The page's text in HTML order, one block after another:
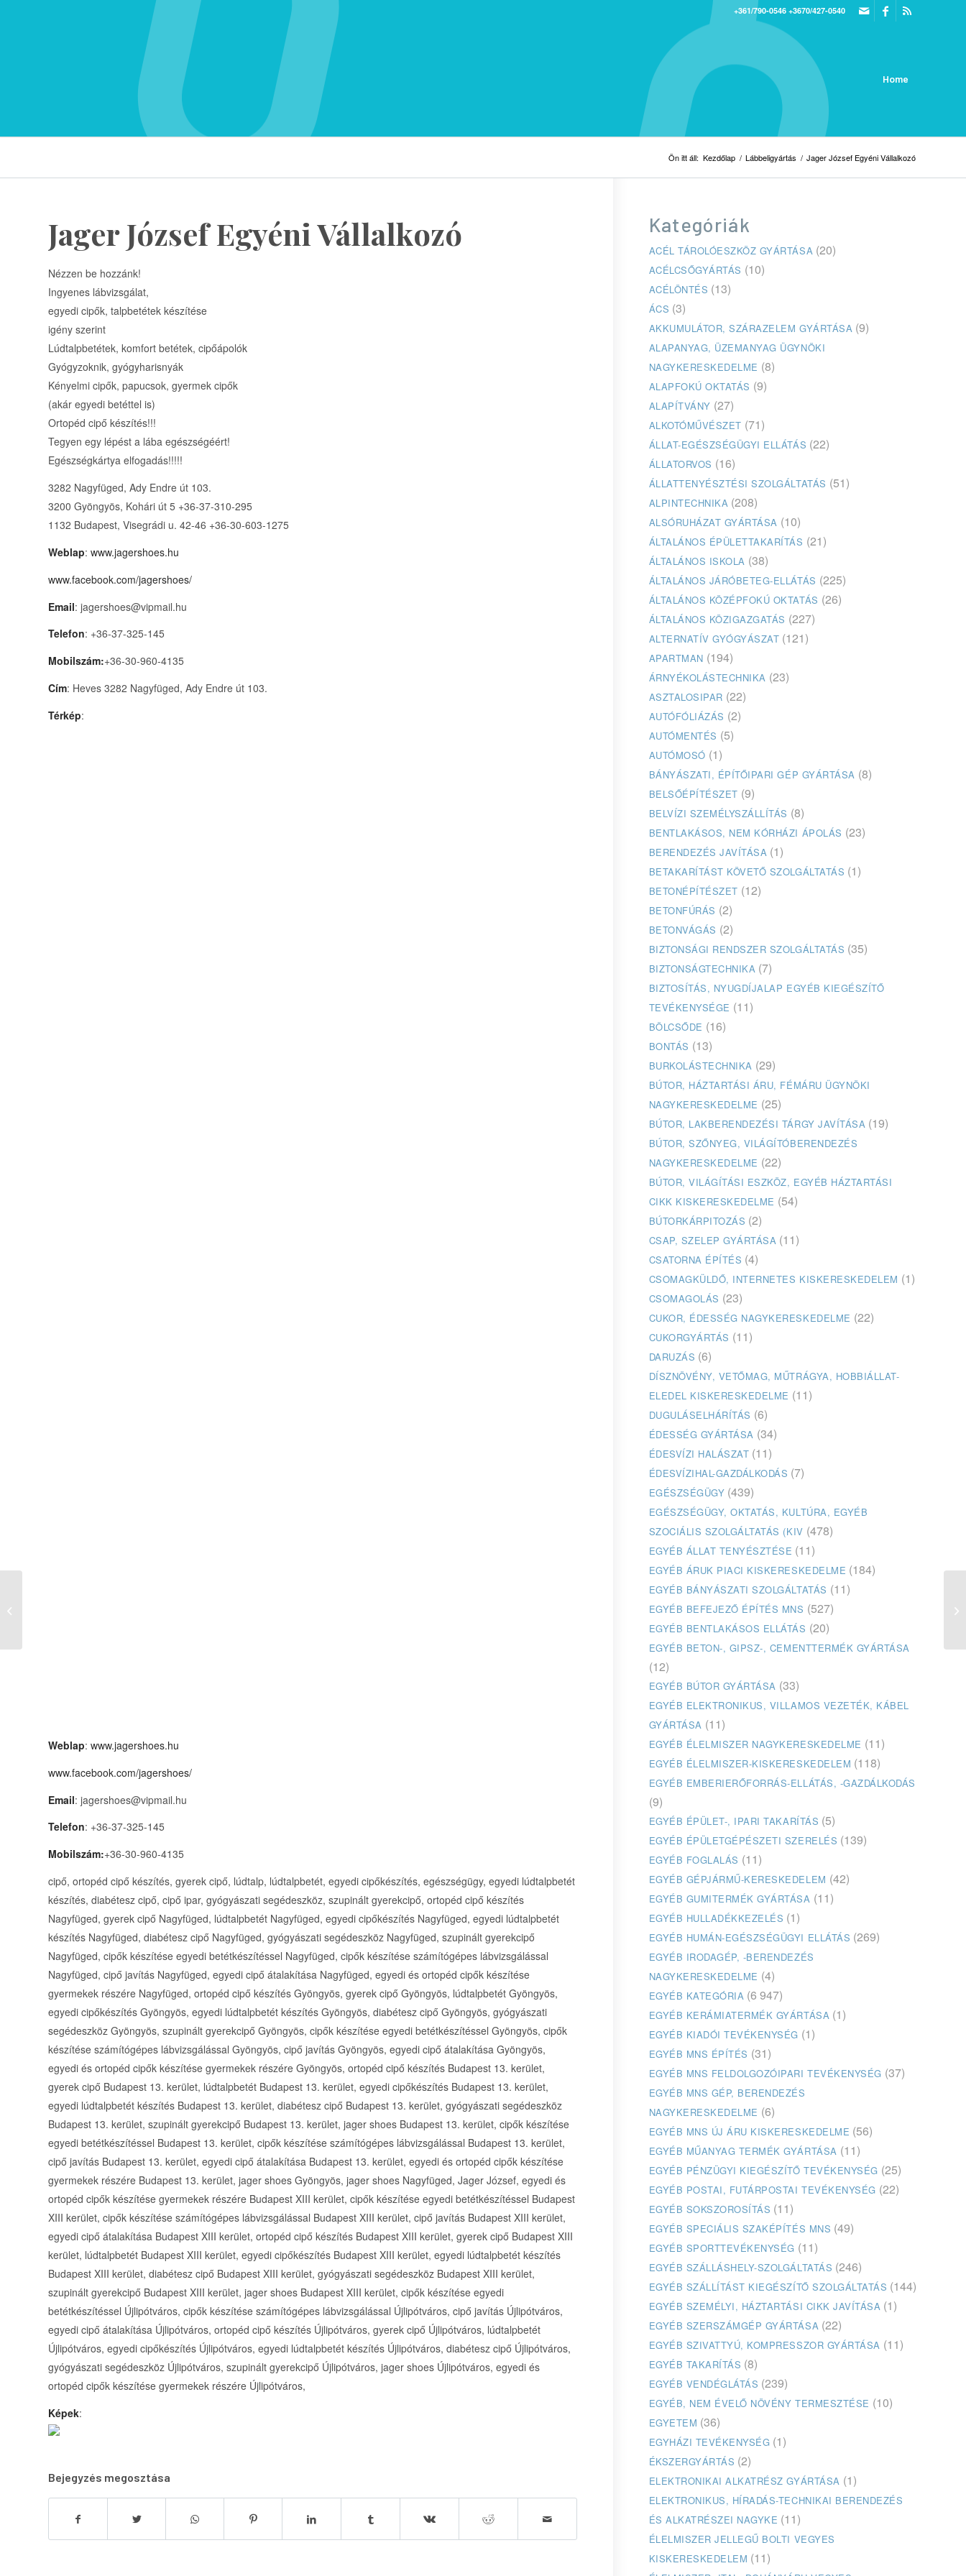
+361/790-0546 +3670/427-0540
Home
Ön itt áll: Kezdőlap / Lábbeligyártás / Jager József Egyéni Vállalkozó
Jager József Egyéni Vállalkozó
Nézzen be hozzánk!
Ingyenes lábvizsgálat,
egyedi cipők, talpbetétek készítése
igény szerint
Lúdtalpbetétek, komfort betétek, cipőápolók
Gyógyzoknik, gyógyharisnyák
Kényelmi cipők, papucsok, gyermek cipők
(akár egyedi betéttel is)
Ortopéd cipő készítés!!!
Tegyen egy lépést a lába egészségéért!
Egészségkártya elfogadás!!!!!
3282 Nagyfüged, Ady Endre út 103.
3200 Gyöngyös, Kohári út 5 +36-37-310-295
1132 Budapest, Visegrádi u. 42-46 +36-30-603-1275
Weblap: www.jagershoes.hu
www.facebook.com/jagershoes/
Email: jagershoes@vipmail.hu
Telefon: +36-37-325-145
Mobilszám:+36-30-960-4135
Cím: Heves 3282 Nagyfüged, Ady Endre út 103.
Térkép:
Weblap: www.jagershoes.hu
www.facebook.com/jagershoes/
Email: jagershoes@vipmail.hu
Telefon: +36-37-325-145
Mobilszám:+36-30-960-4135
cipő, ortopéd cipő készítés, gyerek cipő, lúdtalp, lúdtalpbetét, egyedi cipőkészítés, egészségügy, egyedi lúdtalpbetét
készítés, diabétesz cipő, cipő ipar, gyógyászati segédeszköz, szupinált gyerekcipő, ortopéd cipő készítés
Nagyfüged, gyerek cipő Nagyfüged, lúdtalpbetét Nagyfüged, egyedi cipőkészítés Nagyfüged, egyedi lúdtalpbetét
készítés Nagyfüged, diabétesz cipő Nagyfüged, gyógyászati segédeszköz Nagyfüged, szupinált gyerekcipő
Nagyfüged, cipők készítése egyedi betétkészítéssel Nagyfüged, cipők készítése számítógépes lábvizsgálással
Nagyfüged, cipő javítás Nagyfüged, egyedi cipő átalakítása Nagyfüged, egyedi és ortopéd cipők készítése
gyermekek részére Nagyfüged, ortopéd cipő készítés Gyöngyös, gyerek cipő Gyöngyös, lúdtalpbetét Gyöngyös,
egyedi cipőkészítés Gyöngyös, egyedi lúdtalpbetét készítés Gyöngyös, diabétesz cipő Gyöngyös, gyógyászati
segédeszköz Gyöngyös, szupinált gyerekcipő Gyöngyös, cipők készítése egyedi betétkészítéssel Gyöngyös, cipők
készítése számítógépes lábvizsgálással Gyöngyös, cipő javítás Gyöngyös, egyedi cipő átalakítása Gyöngyös,
egyedi és ortopéd cipők készítése gyermekek részére Gyöngyös, ortopéd cipő készítés Budapest 13. kerület,
gyerek cipő Budapest 13. kerület, lúdtalpbetét Budapest 13. kerület, egyedi cipőkészítés Budapest 13. kerület,
egyedi lúdtalpbetét készítés Budapest 13. kerület, diabétesz cipő Budapest 13. kerület, gyógyászati segédeszköz
Budapest 13. kerület, szupinált gyerekcipő Budapest 13. kerület, jager shoes Budapest 13. kerület, cipők készítése
egyedi betétkészítéssel Budapest 13. kerület, cipők készítése számítógépes lábvizsgálással Budapest 13. kerület,
cipő javítás Budapest 13. kerület, egyedi cipő átalakítása Budapest 13. kerület, egyedi és ortopéd cipők készítése
gyermekek részére Budapest 13. kerület, jager shoes Gyöngyös, jager shoes Nagyfüged, Jager József, egyedi és
ortopéd cipők készítése gyermekek részére Budapest XIII kerület, cipők készítése egyedi betétkészítéssel Budapest
XIII kerület, cipők készítése számítógépes lábvizsgálással Budapest XIII kerület, cipő javítás Budapest XIII kerület,
egyedi cipő átalakítása Budapest XIII kerület, ortopéd cipő készítés Budapest XIII kerület, gyerek cipő Budapest XIII
kerület, lúdtalpbetét Budapest XIII kerület, egyedi cipőkészítés Budapest XIII kerület, egyedi lúdtalpbetét készítés
Budapest XIII kerület, diabétesz cipő Budapest XIII kerület, gyógyászati segédeszköz Budapest XIII kerület,
szupinált gyerekcipő Budapest XIII kerület, jager shoes Budapest XIII kerület, cipők készítése egyedi
betétkészítéssel Újlipótváros, cipők készítése számítógépes lábvizsgálással Újlipótváros, cipő javítás Újlipótváros,
egyedi cipő átalakítása Újlipótváros, ortopéd cipő készítés Újlipótváros, gyerek cipő Újlipótváros, lúdtalpbetét
Újlipótváros, egyedi cipőkészítés Újlipótváros, egyedi lúdtalpbetét készítés Újlipótváros, diabétesz cipő Újlipótváros,
gyógyászati segédeszköz Újlipótváros, szupinált gyerekcipő Újlipótváros, jager shoes Újlipótváros, egyedi és
ortopéd cipők készítése gyermekek részére Újlipótváros,
Képek:
Bejegyzés megosztása
Kategóriák
ACÉL TÁROLÓESZKÖZ GYÁRTÁSA (20)
ACÉLCSŐGYÁRTÁS (10)
ACÉLÖNTÉS (13)
ÁCS (3)
AKKUMULÁTOR, SZÁRAZELEM GYÁRTÁSA (9)
ALAPANYAG, ÜZEMANYAG ÜGYNÖKI
NAGYKERESKEDELME (8)
ALAPFOKÚ OKTATÁS (9)
ALAPÍTVÁNY (27)
ALKOTÓMŰVÉSZET (71)
ÁLLAT-EGÉSZSÉGÜGYI ELLÁTÁS (22)
ÁLLATORVOS (16)
ÁLLATTENYÉSZTÉSI SZOLGÁLTATÁS (51)
ALPINTECHNIKA (208)
ALSÓRUHÁZAT GYÁRTÁSA (10)
ÁLTALÁNOS ÉPÜLETTAKARÍTÁS (21)
ÁLTALÁNOS ISKOLA (38)
ÁLTALÁNOS JÁRÓBETEG-ELLÁTÁS (225)
ÁLTALÁNOS KÖZÉPFOKÚ OKTATÁS (26)
ÁLTALÁNOS KÖZIGAZGATÁS (227)
ALTERNATÍV GYÓGYÁSZAT (121)
APARTMAN (194)
ÁRNYÉKOLÁSTECHNIKA (23)
ASZTALOSIPAR (22)
AUTÓFÓLIÁZÁS (2)
AUTÓMENTÉS (5)
AUTÓMOSÓ (1)
BÁNYÁSZATI, ÉPÍTŐIPARI GÉP GYÁRTÁSA (8)
BELSŐÉPÍTÉSZET (9)
BELVÍZI SZEMÉLYSZÁLLÍTÁS (8)
BENTLAKÁSOS, NEM KÓRHÁZI ÁPOLÁS (23)
BERENDEZÉS JAVÍTÁSA (1)
BETAKARÍTÁST KÖVETŐ SZOLGÁLTATÁS (1)
BETONÉPÍTÉSZET (12)
BETONFÚRÁS (2)
BETONVÁGÁS (2)
BIZTONSÁGI RENDSZER SZOLGÁLTATÁS (35)
BIZTONSÁGTECHNIKA (7)
BIZTOSÍTÁS, NYUGDÍJALAP EGYÉB KIEGÉSZÍTŐ
TEVÉKENYSÉGE (11)
BÖLCSŐDE (16)
BONTÁS (13)
BURKOLÁSTECHNIKA (29)
BÚTOR, HÁZTARTÁSI ÁRU, FÉMÁRU ÜGYNÖKI
NAGYKERESKEDELME (25)
BÚTOR, LAKBERENDEZÉSI TÁRGY JAVÍTÁSA (19)
BÚTOR, SZŐNYEG, VILÁGÍTÓBERENDEZÉS
NAGYKERESKEDELME (22)
BÚTOR, VILÁGÍTÁSI ESZKÖZ, EGYÉB HÁZTARTÁSI
CIKK KISKERESKEDELME (54)
BÚTORKÁRPITOZÁS (2)
CSAP, SZELEP GYÁRTÁSA (11)
CSATORNA ÉPÍTÉS (4)
CSOMAGKÜLDŐ, INTERNETES KISKERESKEDELEM (1)
CSOMAGOLÁS (23)
CUKOR, ÉDESSÉG NAGYKERESKEDELME (22)
CUKORGYÁRTÁS (11)
DARUZÁS (6)
DÍSZNÖVÉNY, VETŐMAG, MŰTRÁGYA, HOBBIÁLLAT-
ELEDEL KISKERESKEDELME (11)
DUGULÁSELHÁRÍTÁS (6)
ÉDESSÉG GYÁRTÁSA (34)
ÉDESVÍZI HALÁSZAT (11)
ÉDESVÍZIHAL-GAZDÁLKODÁS (7)
EGÉSZSÉGÜGY (439)
EGÉSZSÉGÜGY, OKTATÁS, KULTÚRA, EGYÉB
SZOCIÁLIS SZOLGÁLTATÁS (KIV (478)
EGYÉB ÁLLAT TENYÉSZTÉSE (11)
EGYÉB ÁRUK PIACI KISKERESKEDELME (184)
EGYÉB BÁNYÁSZATI SZOLGÁLTATÁS (11)
EGYÉB BEFEJEZŐ ÉPÍTÉS MNS (527)
EGYÉB BENTLAKÁSOS ELLÁTÁS (20)
EGYÉB BETON-, GIPSZ-, CEMENTTERMÉK GYÁRTÁSA
(12)
EGYÉB BÚTOR GYÁRTÁSA (33)
EGYÉB ELEKTRONIKUS, VILLAMOS VEZETÉK, KÁBEL
GYÁRTÁSA (11)
EGYÉB ÉLELMISZER NAGYKERESKEDELME (11)
EGYÉB ÉLELMISZER-KISKERESKEDELEM (118)
EGYÉB EMBERIERŐFORRÁS-ELLÁTÁS, -GAZDÁLKODÁS
(9)
EGYÉB ÉPÜLET-, IPARI TAKARÍTÁS (5)
EGYÉB ÉPÜLETGÉPÉSZETI SZERELÉS (139)
EGYÉB FOGLALÁS (11)
EGYÉB GÉPJÁRMŰ-KERESKEDELEM (42)
EGYÉB GUMITERMÉK GYÁRTÁSA (11)
EGYÉB HULLADÉKKEZELÉS (1)
EGYÉB HUMÁN-EGÉSZSÉGÜGYI ELLÁTÁS (269)
EGYÉB IRODAGÉP, -BERENDEZÉS
NAGYKERESKEDELME (4)
EGYÉB KATEGÓRIA (6 947)
EGYÉB KERÁMIATERMÉK GYÁRTÁSA (1)
EGYÉB KIADÓI TEVÉKENYSÉG (1)
EGYÉB MNS ÉPÍTÉS (31)
EGYÉB MNS FELDOLGOZÓIPARI TEVÉKENYSÉG (37)
EGYÉB MNS GÉP, BERENDEZÉS
NAGYKERESKEDELME (6)
EGYÉB MNS ÚJ ÁRU KISKERESKEDELME (56)
EGYÉB MŰANYAG TERMÉK GYÁRTÁSA (11)
EGYÉB PÉNZÜGYI KIEGÉSZÍTŐ TEVÉKENYSÉG (25)
EGYÉB POSTAI, FUTÁRPOSTAI TEVÉKENYSÉG (22)
EGYÉB SOKSZOROSÍTÁS (11)
EGYÉB SPECIÁLIS SZAKÉPÍTÉS MNS (49)
EGYÉB SPORTTEVÉKENYSÉG (11)
EGYÉB SZÁLLÁSHELY-SZOLGÁLTATÁS (246)
EGYÉB SZÁLLÍTÁST KIEGÉSZÍTŐ SZOLGÁLTATÁS (144)
EGYÉB SZEMÉLYI, HÁZTARTÁSI CIKK JAVÍTÁSA (1)
EGYÉB SZERSZÁMGÉP GYÁRTÁSA (22)
EGYÉB SZIVATTYÚ, KOMPRESSZOR GYÁRTÁSA (11)
EGYÉB TAKARÍTÁS (8)
EGYÉB VENDÉGLÁTÁS (239)
EGYÉB, NEM ÉVELŐ NÖVÉNY TERMESZTÉSE (10)
EGYETEM (36)
EGYHÁZI TEVÉKENYSÉG (1)
ÉKSZERGYÁRTÁS (2)
ELEKTRONIKAI ALKATRÉSZ GYÁRTÁSA (1)
ELEKTRONIKUS, HÍRADÁS-TECHNIKAI BERENDEZÉS
ÉS ALKATRÉSZEI NAGYKE (11)
ÉLELMISZER JELLEGŰ BOLTI VEGYES
KISKERESKEDELEM (11)